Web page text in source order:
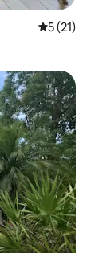
5 (21)